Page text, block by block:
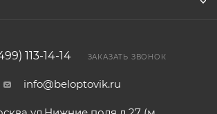
113-14-14 ЗАКАЗАТЬ ЗВОНОК
info@beloptovik.ru